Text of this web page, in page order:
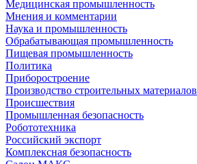
Медицинская промышленность
Мнения и комментарии
Наука и промышленность
Обрабатывающая промышленность
Пищевая промышленность
Политика
Приборостроение
Производство строительных материалов
Происшествия
Промышленная безопасность
Робототехника
Российский экспорт
Комплексная безопасность